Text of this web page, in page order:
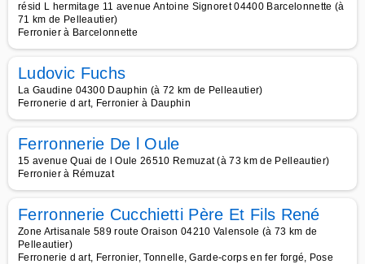
résid L hermitage 11 avenue Antoine Signoret 04400 Barcelonnette (à
71 km de Pelleautier)
Ferronier à Barcelonnette
Ludovic Fuchs
La Gaudine 04300 Dauphin (à 72 km de Pelleautier)
Ferronerie d art, Ferronier à Dauphin
Ferronnerie De l Oule
15 avenue Quai de l Oule 26510 Remuzat (à 73 km de Pelleautier)
Ferronier à Rémuzat
Ferronnerie Cucchietti Père Et Fils René
Zone Artisanale 589 route Oraison 04210 Valensole (à 73 km de
Pelleautier)
Ferronerie d art, Ferronier, Tonnelle, Garde-corps en fer forgé, Pose